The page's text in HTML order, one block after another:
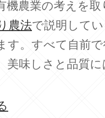
機農業の考えを
農法で説明して
す。すべて自前
美味しさと品質